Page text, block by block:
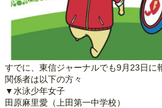
すでに、東信ジャーナルでも9月23日に
関係者は以下の方々
▼水泳少年女子
田原麻里愛（上田第一中学校）